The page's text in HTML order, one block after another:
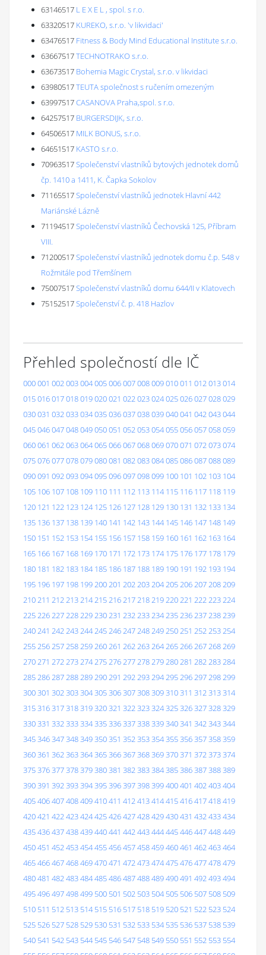
63146517 L E X E L , spol. s r.o.
63320517 KUREKO, s.r.o. 'v likvidaci'
63476517 Fitness & Body Mind Educational Institute s.r.o.
63667517TECHNOTRAKO s.r.o.
63673517 Bohemia Magic Crystal, s.r.o. v likvidaci
63980517TEUTA společnost s ručením omezeným
63997517CASANOVA Praha,spol. s r.o.
64257517 BURGERSDIJK, s.r.o.
64506517 MILK BONUS, s.r.o.
64651517 KASTO s.r.o.
70963517Společenství vlastníků bytových jednotek domů
čp. 1410 a 1411, K. Čapka Sokolov
71165517Společenství vlastníků jednotek Hlavní 442
Mariánské Lázně
71194517Společenství vlastníků Čechovská 125, Příbram
VIII.
71200517Společenství vlastníků jednotek domu č.p. 548 v
Rožmitále pod Třemšínem
75007517Společenství vlastníků domu 644/II v Klatovech
75152517Společenství č. p. 418 Hazlov
Přehled společností dle IČ
000001 002003004005006007008009010011 012013014
015016017018019020021 022023024025026027028029
030031 032033034035036037038039040041 042043044
045046047048049050051 052053054055056057058059
060061 062063064065066067068069070071 072073074
075076077078079080081 082083084085086087088089
090091 092093094095096097098099 100 101 102 103 104
105 106 107 108 109 110 111 112 113 114 115 116 117 118 119
120 121 122 123 124 125 126 127 128 129 130 131 132 133 134
135 136 137 138 139 140 141 142 143 144 145 146 147 148 149
150 151 152 153 154 155 156 157 158 159 160 161 162 163 164
165 166 167 168 169 170 171 172 173 174 175 176 177 178 179
180 181 182 183 184 185 186 187 188 189 190 191 192 193 194
195 196 197 198 199200201 202203204205206207208209
210211 212213214215216217218219220221 222223224
225226227228229230231 232233234235236237238239
240241 242243244245246247248249250251 252253254
255256257258259260261 262263264265266267268269
270271 272273274275276277278279280281 282283284
285286287288289290291 292293294295296297298299
300301 302303304305306307308309310311 312313314
315316317318319320321 322323324325326327328329
330331 332333334335336337338339340341 342343344
345346347348349350351 352353354355356357358359
360361 362363364365366367368369370371 372373374
375376377378379380381 382383384385386387388389
390391 392393394395396397398399400401 402403404
405406407408409410411 412413414415416417418419
420421 422423424425426427428429430431 432433434
435436437438439440441 442443444445446447448449
450451 452453454455456457458459460461 462463464
465466467468469470471 472473474475476477478479
480481 482483484485486487488489490491 492493494
495496497498499 500 501 502 503 504 505 506 507 508 509
510 511 512 513 514 515 516 517 518 519 520 521 522 523 524
525 526 527 528 529 530 531 532 533 534 535 536 537 538 539
540 541 542 543 544 545 546 547 548 549 550 551 552 553 554